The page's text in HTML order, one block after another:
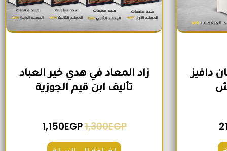
دافيز
زاد المعاد في هدي خير العباد
تأليف ابن قيم الجوزية
1,300EGP
1,150EGP